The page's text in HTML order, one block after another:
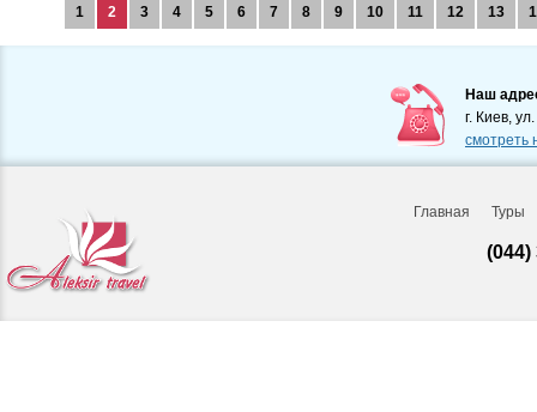
1 2 3 4 5 6 7 8 9 10 11 12 13
Наш
г. Киев,
смотреть
Главная Туры
(044)